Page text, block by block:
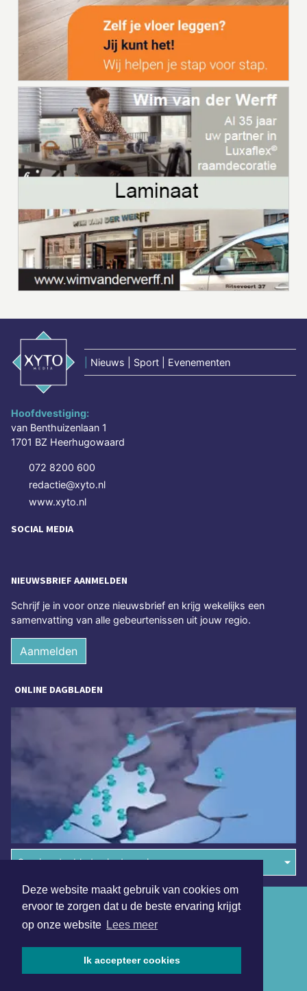
Deze website maakt gebruik van cookies om
ervoor te zorgen dat u de beste ervaring krijgt
op onze website Lees meer
Ik accepteer cookies
Nieuws | Sport | Evenementen
Hoofdvestiging:
van Benthuizenlaan 1
1701 BZ Heerhugowaard
072 8200 600
redactie@xyto.nl
www.xyto.nl
SOCIAL MEDIA
NIEUWSBRIEF AANMELDEN
Schrijf je in voor onze nieuwsbrief en krijg wekelijks een
samenvatting van alle gebeurtenissen uit jouw regio.
Aanmelden
ONLINE DAGBLADEN
Overige dagbladen in de regio
Algemene voorwaarden
Disclaimer